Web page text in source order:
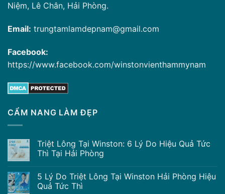
Niệm, Lê Chân, Hải Phòng.
Email: trungtamlamdepnam@gmail.com
Facebook:
https://www.facebook.com/winstonvienthammynam
CẨM NANG LÀM ĐẸP
Triệt Lông Tại Winston: 6 Lý Do Hiệu Quả Tức
Thì Tại Hải Phòng
5 Lý Do Triệt Lông Tại Winston Hải Phòng Hiệu
Quả Tức Thì